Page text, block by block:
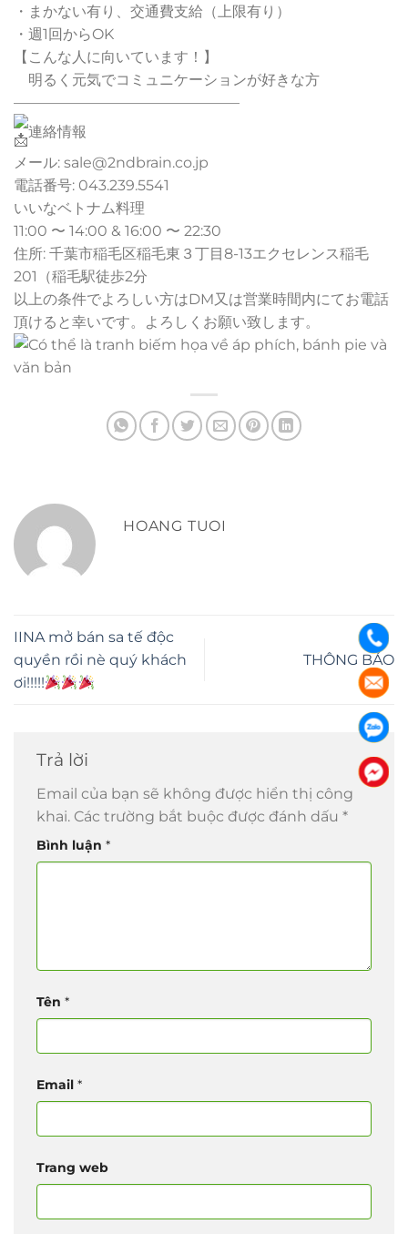
・まかない有り、交通費支給（上限有り）
・週1回からOK
【こんな人に向いています！】
明るく元気でコミュニケーションが好きな方
———————————————–
連絡情報
メール: sale@2ndbrain.co.jp
電話番号: 043.239.5541
いいなベトナム料理
11:00 〜 14:00 & 16:00 〜 22:30
住所: 千葉市稲毛区稲毛東３丁目8-13エクセレンス稲毛
201（稲毛駅徒歩2分
以上の条件でよろしい方はDM又は営業時間内にてお電話
頂けると幸いです。よろしくお願い致します。
HOANG TUOI
IINA mở bán sa tế độc
quyền rồi nè quý khách
ơi!!!!!
THÔNG BÁO
Trả lời
Email của bạn sẽ không được hiển thị công
khai. Các trường bắt buộc được đánh dấu *
Bình luận *
Tên *
Email *
Trang web